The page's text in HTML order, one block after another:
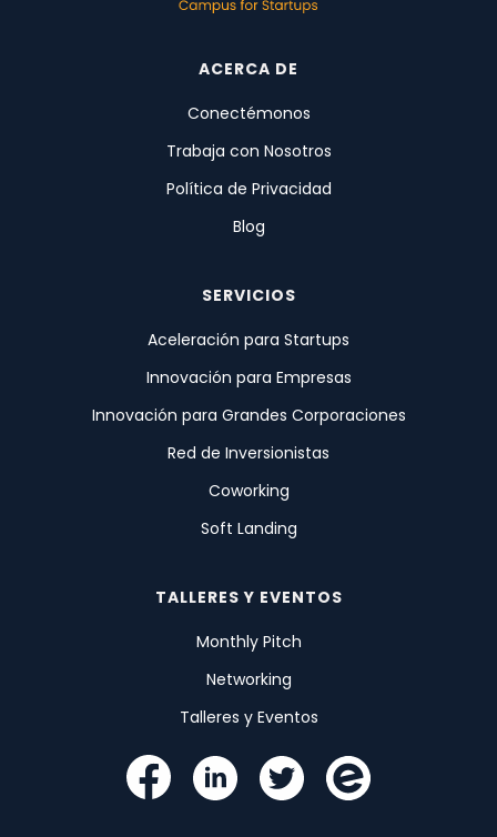
ACERCA DE
Conectémonos
Trabaja con Nosotros
Política de Privacidad
Blog
SERVICIOS
Aceleración para Startups
Innovación para Empresas
Innovación para Grandes Corporaciones
Red de Inversionistas
Coworking
Soft Landing
TALLERES Y EVENTOS
Monthly Pitch
Networking
Talleres y Eventos